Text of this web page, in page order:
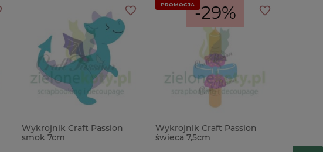
Wykrojnik Craft Passion
smok 7cm
-29%
Wykrojnik Craft Passion
świeca 7,5cm
PROMOCJA